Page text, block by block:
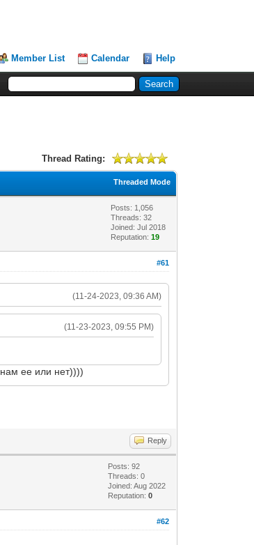
Member List Calendar Help
Thread Rating:
Threaded Mode
Posts: 1,056
Threads: 32
Joined: Jul 2018
Reputation:19
#61
(11-24-2023, 09:36 AM)
(11-23-2023, 09:55 PM)
ее или нет))))
Reply
Posts: 92
Threads: 0
Joined: Aug 2022
Reputation:0
#62